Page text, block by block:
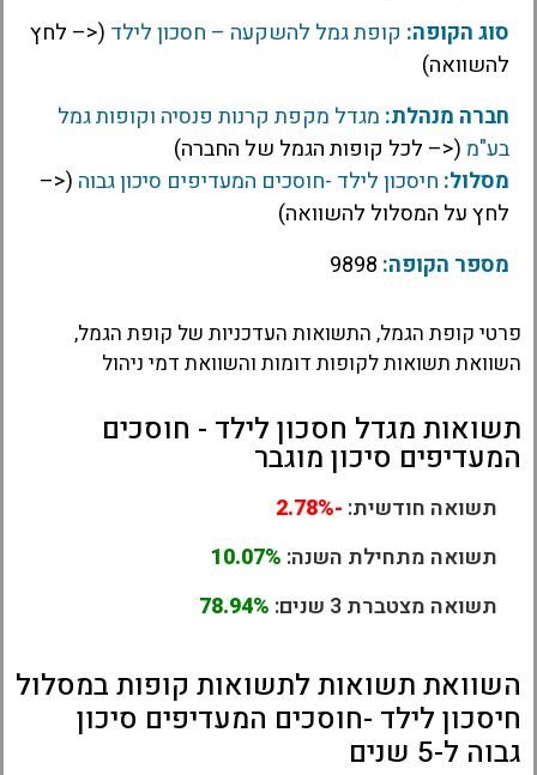
סוג הקופה: קופת גמל להשקעה – חסכון לילד (<– לחץ
להשוואה)
חברה מנהלת: מגדל מקפת קרנות פנסיה וקופות גמל
בע"מ (<– לכל קופות הגמל של החברה)
מסלול: חיסכון לילד -חוסכים המעדיפים סיכון גבוה (<–
לחץ על המסלול להשוואה)
מספר הקופה:
פרטי קופת הגמל, התשואות העדכניות של קופת הגמל,
השוואת תשואות לקופות דומות והשוואת דמי ניהול
תשואות מגדל חסכון לילד - חוסכים
המעדיפים סיכון מוגבר
תשואה חודשית: -2.78%
תשואה מתחילת השנה: 10.07%
תשואה מצטברת 3 שנים:
78.94%
השוואת תשואות לתשואות קופות במסלול
חיסכון לילד -חוסכים המעדיפים סיכון
גבוה ל-5 שנים